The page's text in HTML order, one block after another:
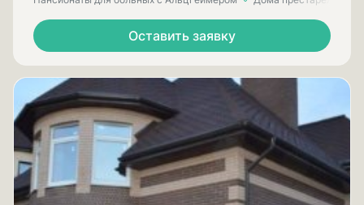
Оставить заявку